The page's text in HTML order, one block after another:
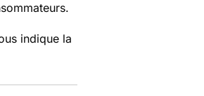
indique la